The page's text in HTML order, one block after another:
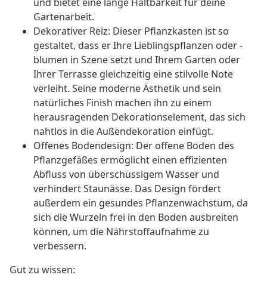
Gartenarbeit.
Dekorativer Reiz: Dieser Pflanzkasten ist so
gestaltet, dass er Ihre Lieblingspflanzen oder -
blumen in Szene setzt und Ihrem Garten oder
Ihrer Terrasse gleichzeitig eine stilvolle Note
verleiht. Seine moderne Ästhetik und sein
natürliches Finish machen ihn zu einem
herausragenden Dekorationselement, das sich
nahtlos in die Außendekoration einfügt.
Offenes Bodendesign: Der offene Boden des
Pflanzgefäßes ermöglicht einen effizienten
Abfluss von überschüssigem Wasser und
verhindert Staunässe. Das Design fördert
außerdem ein gesundes Pflanzenwachstum, da
sich die Wurzeln frei in den Boden ausbreiten
können, um die Nährstoffaufnahme zu
verbessern.
Gut zu wissen: